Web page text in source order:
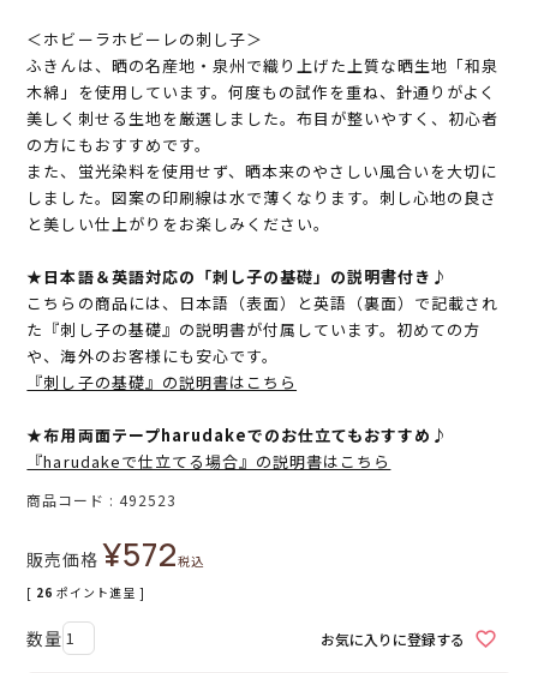
＜ホビーラホビーレの刺し子＞
ふきんは、晒の名産地・泉州で織り上げた上質な晒生地「和泉
木綿」を使用しています。何度もの試作を重ね、針通りがよく
美しく刺せる生地を厳選しました。布目が整いやすく、初心者
の方にもおすすめです。
また、蛍光染料を使用せず、晒本来のやさしい風合いを大切に
しました。図案の印刷線は水で薄くなります。刺し心地の良さ
と美しい仕上がりをお楽しみください。
★日本語＆英語対応の「刺し子の基礎」の説明書付き♪
こちらの商品には、日本語（表面）と英語（裏面）で記載され
た『刺し子の基礎』の説明書が付属しています。初めての方
や、海外のお客様にも安心です。
『刺し子の基礎』の説明書はこちら
★布用両面テープharudakeでのお仕立てもおすすめ♪
『harudakeで仕立てる場合』の説明書はこちら
商品コード 492523
販売価格 ¥572税込
[ 26 ポイント進呈 ]
お気に入りに登録する